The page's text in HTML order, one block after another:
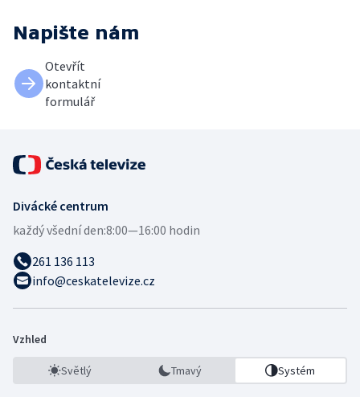
Napište nám
Otevřít
kontaktní
formulář
Divácké centrum
každý všední den:8:00—16:00 hodin
261 136 113
info@ceskatelevize.cz
Vzhled
Světlý Tmavý Systém